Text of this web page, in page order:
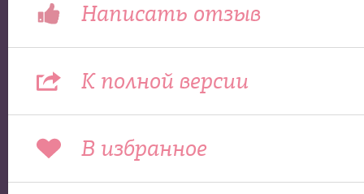
Написать отзыв
К полной версии
В избранное